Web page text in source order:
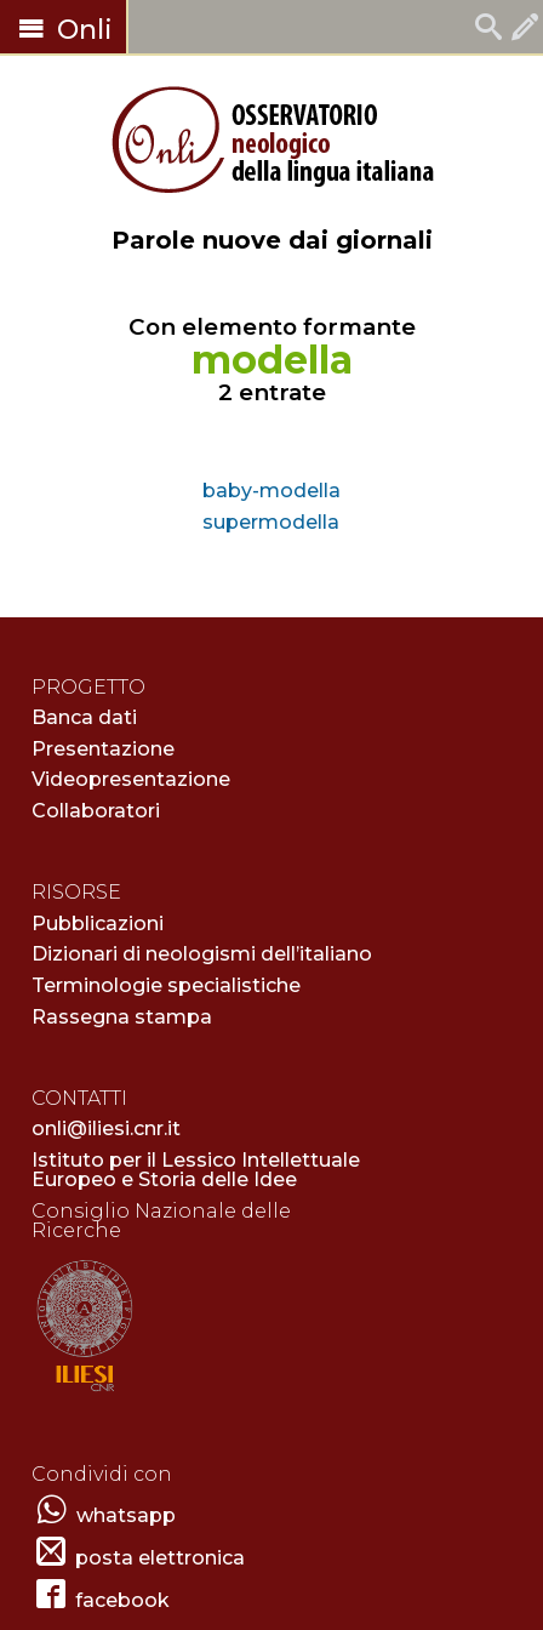
Onli
Parole nuove dai giornali
Con elemento formante
modella
2 entrate
baby-modella
supermodella
PROGETTO
Banca dati
Presentazione
Videopresentazione
Collaboratori
RISORSE
Pubblicazioni
Dizionari di neologismi dell’italiano
Terminologie specialistiche
Rassegna stampa
CONTATTI
onli@iliesi.cnr.it
Istituto per il Lessico Intellettuale
Europeo e Storia delle Idee
Consiglio Nazionale delle
Ricerche
Condividi con
whatsapp
posta elettronica
facebook